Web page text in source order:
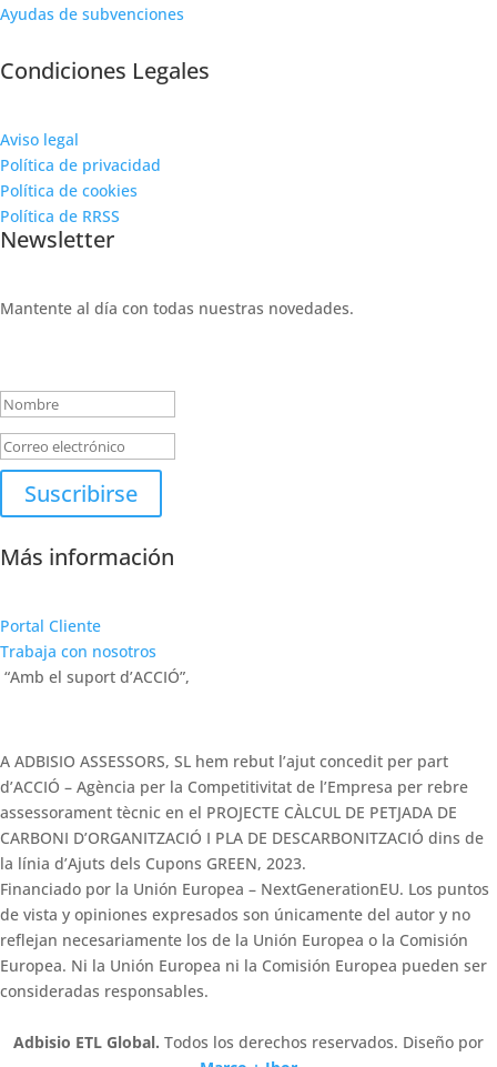
Ayudas de subvenciones
Condiciones Legales
Aviso legal
Política de privacidad
Política de cookies
Política de RRSS
Newsletter
Mantente al día con todas nuestras novedades.
Suscribirse
Más información
Portal Cliente
Trabaja con nosotros
“Amb el suport d’ACCIÓ”,
A ADBISIO ASSESSORS, SL hem rebut l’ajut concedit per part
d’ACCIÓ – Agència per la Competitivitat de l’Empresa per rebre
assessorament tècnic en el PROJECTE CÀLCUL DE PETJADA DE
CARBONI D’ORGANITZACIÓ I PLA DE DESCARBONITZACIÓ dins de
la línia d’Ajuts dels Cupons GREEN, 2023.
Financiado por la Unión Europea – NextGenerationEU. Los puntos
de vista y opiniones expresados son únicamente del autor y no
reflejan necesariamente los de la Unión Europea o la Comisión
Europea. Ni la Unión Europea ni la Comisión Europea pueden ser
consideradas responsables.
Adbisio ETL Global. Todos los derechos reservados. Diseño por